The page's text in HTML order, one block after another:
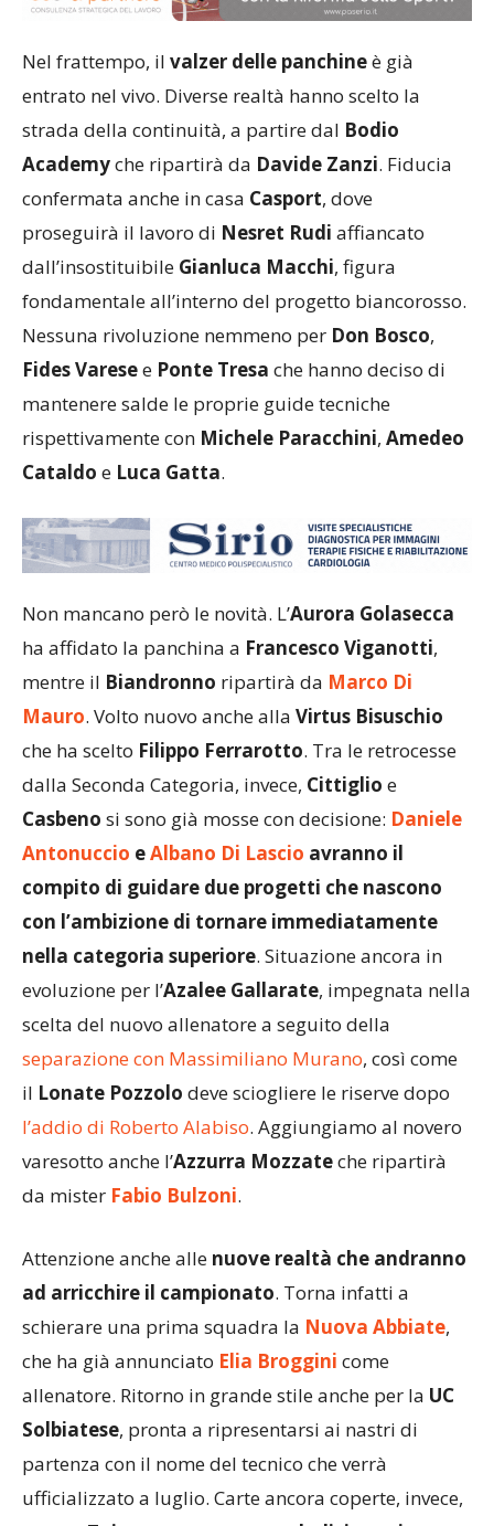
Nel frattempo, il valzer delle panchine
è già
entrato nel vivo. Diverse realtà hanno scelto la
strada della continuità, a partire dal
Bodio
Academy
che ripartirà da
Casport , dove
proseguirà il lavoro di Nesret Rudiaffiancato
, figura
fondamentale all’interno del progetto biancorosso.
Nessuna rivoluzione nemmeno per
mantenere salde le proprie guide tecniche
rispettivamente con
Non mancano però le novità. L’Aurora Golasecca
ha affidato la panchina aFrancesco Viganotti
mentre ilBiandronnoripartirà daMarco Di
Mauro. Volto nuovo anche allaVirtus Bisuschio
che ha sceltoFilippo Ferrarotto . Tra le retrocesse
dalla Seconda Categoria, invece,Cittiglio e
Casbenosi sono già mosse con decisione: Daniele
AntonuccioeAlbano Di Lascioavranno il
compito di guidare due progetti che nascono
con l’ambizione di tornare immediatamente
nella categoria superiore. Situazione ancora in
evoluzione per l’ Azalee Gallarate, impegnata nella
scelta del nuovo allenatore a seguito della
separazione con Massimiliano Murano, così come
ilLonate Pozzolo deve sciogliere le riserve dopo
l’addio di Roberto Alabiso . Aggiungiamo al novero
varesotto anche l’Azzurra Mozzate
Attenzione anche allenuove realtà che andranno
ad arricchire il campionato. Torna infatti a
schierare una prima squadra laNuova Abbiate
che ha già annunciatoElia Brogginicome
allenatore. Ritorno in grande stile anche per la
Solbiatese, pronta a ripresentarsi ai nastri di
partenza con il nome del tecnico che verrà